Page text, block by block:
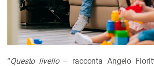
“Questo livello– racconta Angelo